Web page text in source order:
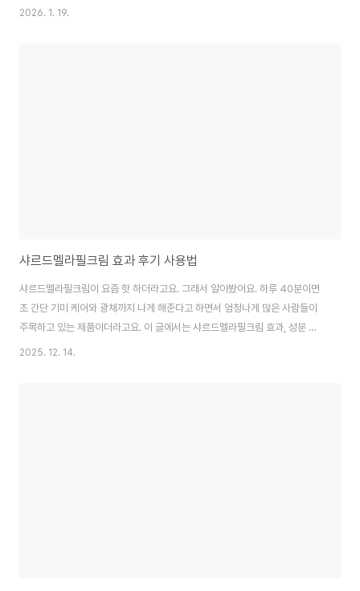
데요. 오늘은 귀여운 캐릭터 패키지로 눈길을 사로잡지만, 성분과 효능만큼은
2026. 1. 19.
샤르드멜라필크림 효과 후기 사용법
샤르드멜라필크림이 요즘 핫 하더라고요. 그래서 알아봤어요. 하루 40분이면
초 간단 기미 케어와 광채까지 나게 해준다고 하면서 엄청나게 많은 사람들이
주목하고 있는 제품이더라고요. 이 글에서는 샤르드멜라필크림 효과, 성분 효
능, 후기, 사용법을 중심으로 알아볼게요. 샤르드멜라필크림이란?샤르드멜라
2025. 12. 14.